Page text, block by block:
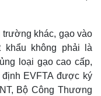
trường khác, gạo vào
không phải là
loại gạo cao cấp,
EVFTA được ký
Bộ Công Thương